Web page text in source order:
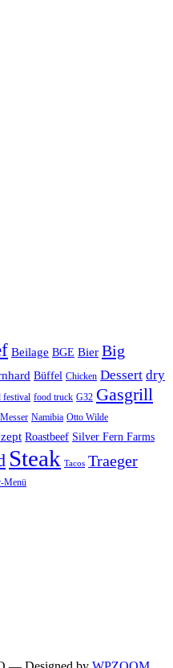
Beilage BGE Bier Big
Büffel Chicken Dessert dry
festival food truck G32 Gasgrill
Messer Namibia Otto Wilde
Roastbeef Silver Fern Farms
Steak Tacos Traeger
Menü